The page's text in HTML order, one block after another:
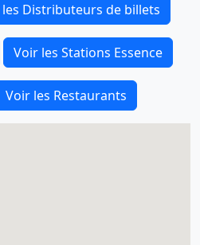
Distributeurs de billets
Voir les Stations Essence
Voir les Restaurants